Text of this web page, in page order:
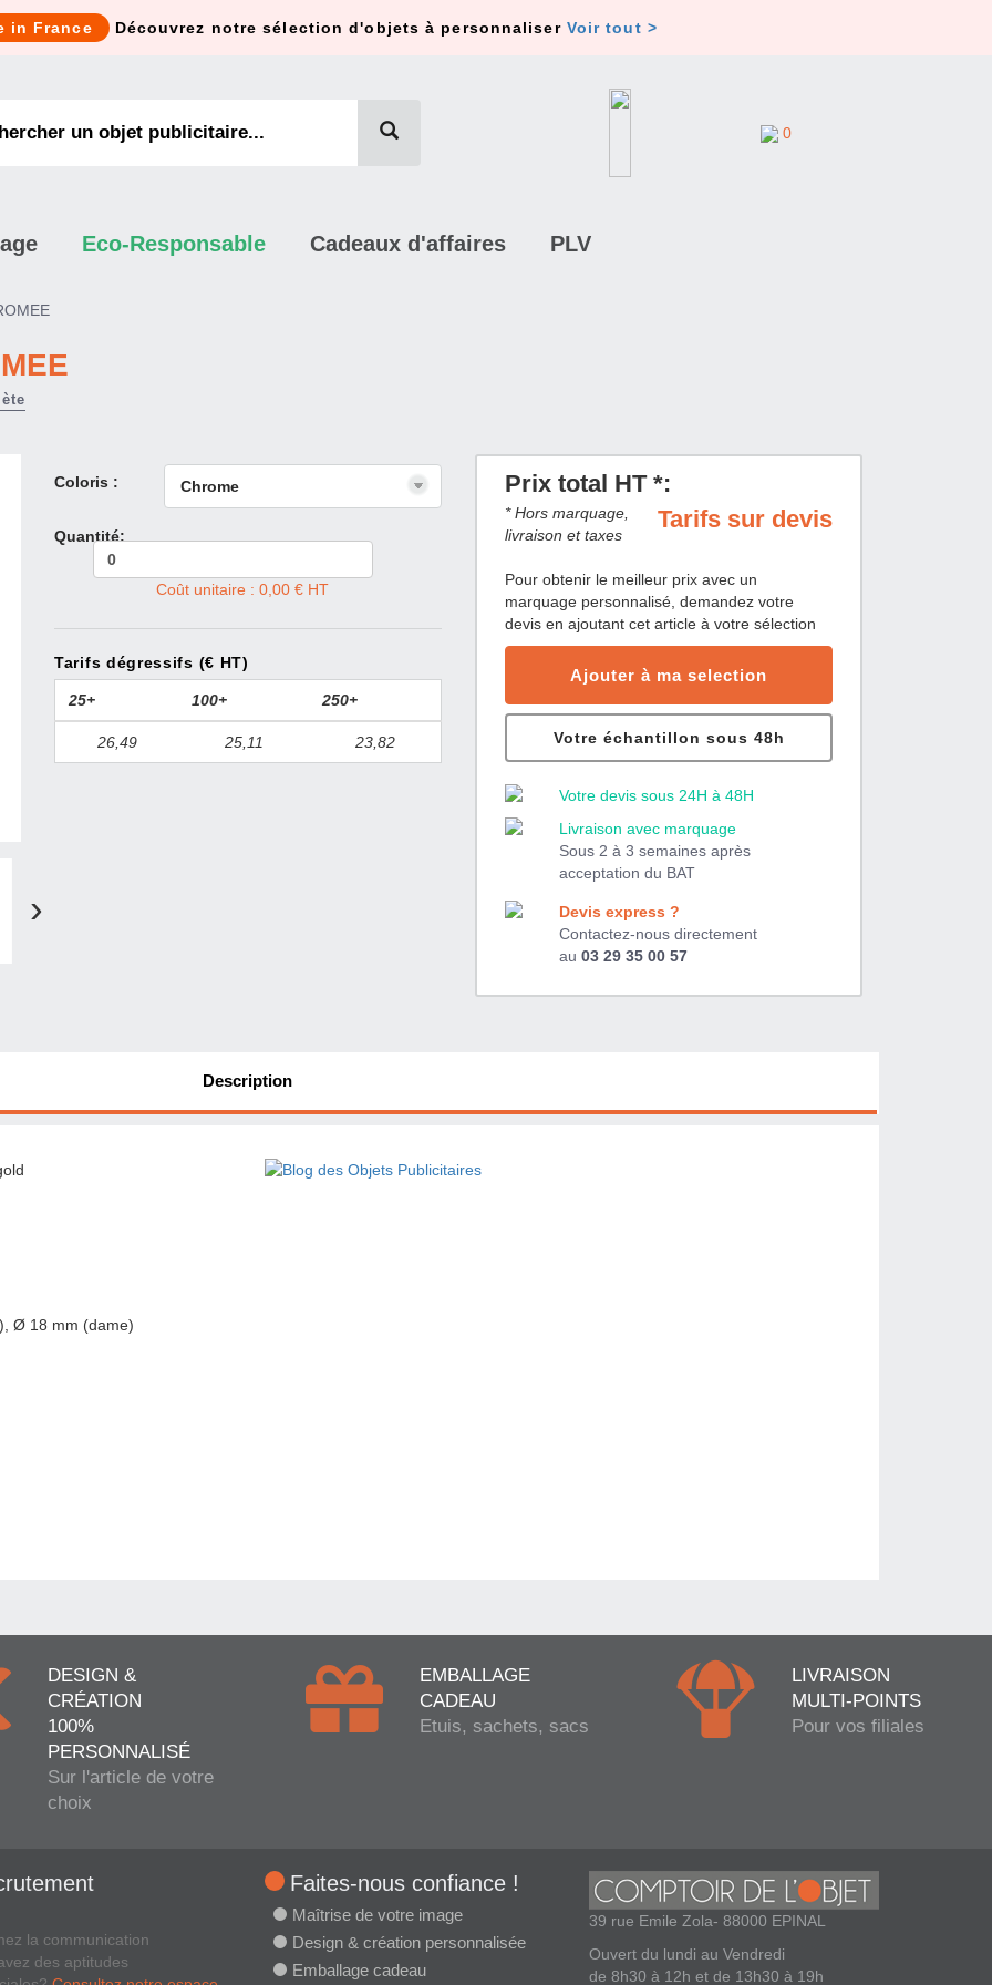
in France Découvrez notre sélection d'objets à personnaliser Voir tout >
0
Eco-Responsable Cadeaux d'affaires PLV
›
Coloris :
Quantité:
Coût unitaire : 0,00 € HT
Tarifs dégressifs (€ HT)
25+ 100+ 250+
26,49 25,11 23,82
Prix total HT *:
Tarifs sur devis
* Hors marquage,
livraison et taxes
Pour obtenir le meilleur prix avec un
marquage personnalisé, demandez votre
devis en ajoutant cet article à votre sélection
Ajouter à ma selection
Votre échantillon sous 48h
Votre devis sous 24H à 48H
Livraison avec marquage
Sous 2 à 3 semaines après
acceptation du BAT
Devis express ?
Contactez-nous directement
au03 29 35 00 57
Description
Ø 18 mm (dame)
DESIGN &
CRÉATION
100%
PERSONNALISÉ
Sur l'article de votre
choix
EMBALLAGE
CADEAU
Etuis, sachets, sacs
LIVRAISON
MULTI-POINTS
Pour vos filiales
la communication
des aptitudes
Faites-nous confiance !
Maîtrise de votre image
Design & création personnalisée
Emballage cadeau
39 rue Emile Zola- 88000 EPINAL
Ouvert du lundi au Vendredi
de 8h30 à 12h et de 13h30 à 19h